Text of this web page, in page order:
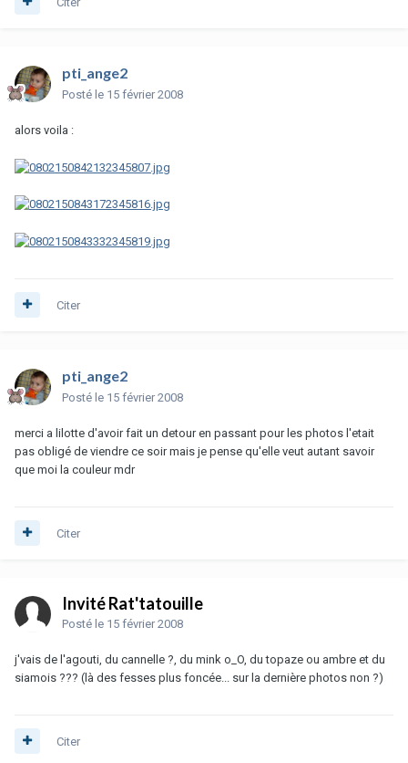
pti_ange2
Posté le 15 février 2008
alors voila :
Citer
pti_ange2
Posté le 15 février 2008
merci a lilotte d'avoir fait un detour en passant pour les photos l'etait
pas obligé de viendre ce soir mais je pense qu'elle veut autant savoir
que moi la couleur mdr
Citer
Invité Rat'tatouille
Posté le 15 février 2008
j'vais de l'agouti, du cannelle ?, du mink o_O, du topaze ou ambre et du
siamois ??? (là des fesses plus foncée... sur la dernière photos non ?)
Citer